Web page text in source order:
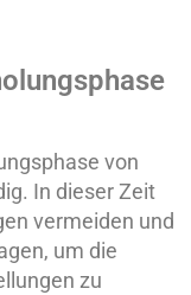
von
In dieser Zeit
vermeiden und
um die
zu